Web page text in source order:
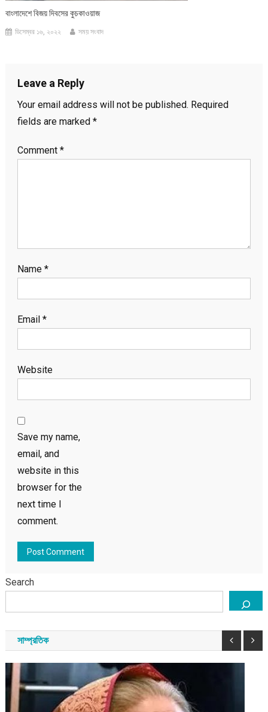
বাংলাদেশে বিজয় দিবসের কুচকাওয়াজ
ডিসেম্বর ১৬, ২০২২ সময় সংবাদ
Leave a Reply
Your email address will not be published. Required
fields are marked *
Comment *
Name *
Email *
Website
Save my name,
email, and
website in this
browser for the
next time I
comment.
Search
সাম্প্রতিক